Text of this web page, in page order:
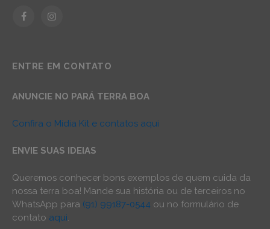
FacebookInstagram
ENTRE EM CONTATO
ANUNCIE NO PARÁ TERRA BOA
Confira o Mídia Kit e contatos aqui
ENVIE SUAS IDEIAS
Queremos conhecer bons exemplos de quem cuida da
nossa terra boa! Mande sua história ou de terceiros no
WhatsApp para (91) 99187-0544 ou no formulário de
contato aqui.